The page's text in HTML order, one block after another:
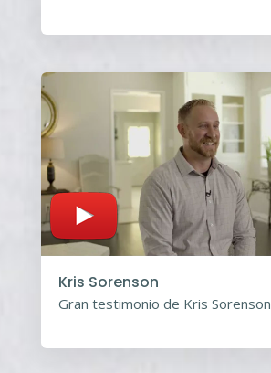
Kris Sorenson
Gran testimonio de Kris Sorenson